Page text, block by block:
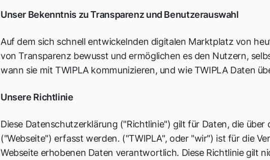
Unser Bekenntnis zu Transparenz und Benutzerauswahl
Auf dem sich schnell entwickelnden digitalen Marktplatz von
von Transparenz bewusst und ermöglichen es den Nutzern,
wann sie mit TWIPLA kommunizieren, und wie TWIPLA Daten
Unsere Richtlinie
Diese Datenschutzerklärung ("Richtlinie") gilt für Daten, die
("Webseite") erfasst werden. ("TWIPLA", oder "wir") ist für die
Webseite erhobenen Daten verantwortlich. Diese Richtlinie gilt